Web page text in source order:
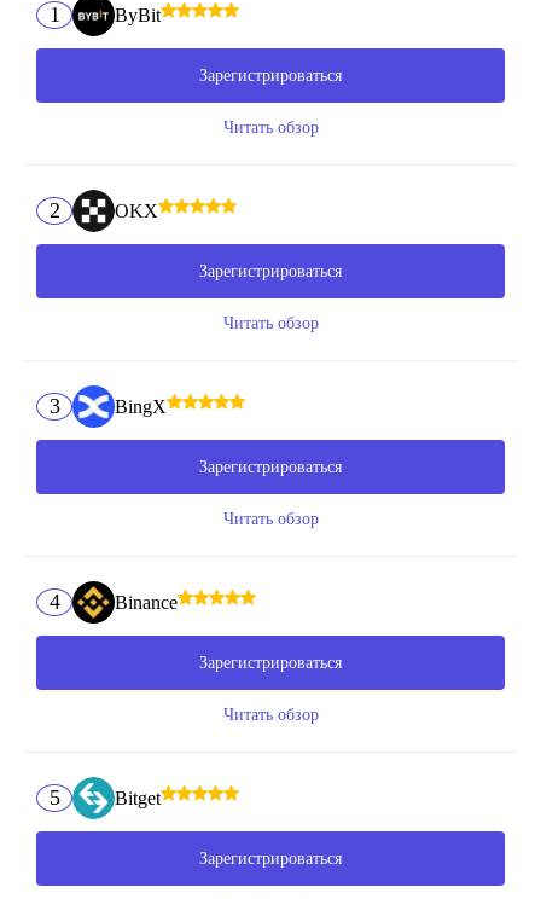
1 ByBit
Зарегистрироваться
Читать обзор
2 OKX
Зарегистрироваться
Читать обзор
3 BingX
Зарегистрироваться
Читать обзор
4 Binance
Зарегистрироваться
Читать обзор
5 Bitget
Зарегистрироваться